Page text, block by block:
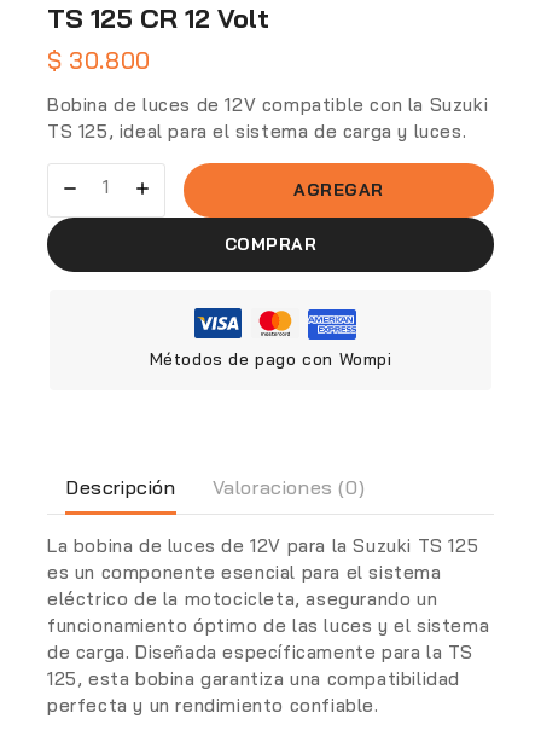
TS 125 CR 12 Volt
$ 30.800
Bobina de luces de 12V compatible con la Suzuki
TS 125, ideal para el sistema de carga y luces.
AGREGAR
COMPRAR
Métodos de pago con Wompi
Descripción Valoraciones (0)
La bobina de luces de 12V para la Suzuki TS 125
es un componente esencial para el sistema
eléctrico de la motocicleta, asegurando un
funcionamiento óptimo de las luces y el sistema
de carga. Diseñada específicamente para la TS
125, esta bobina garantiza una compatibilidad
perfecta y un rendimiento confiable.